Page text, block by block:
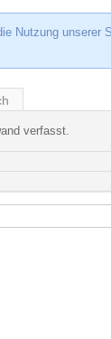
Nutzung
verfasst.